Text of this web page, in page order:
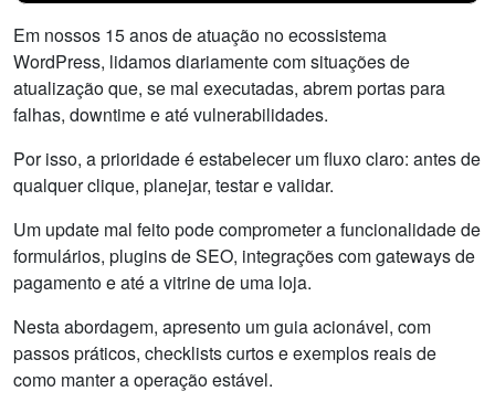
Em nossos 15 anos de atuação no ecossistema
WordPress, lidamos diariamente com situações de
atualização que, se mal executadas, abrem portas para
falhas, downtime e até vulnerabilidades.
Por isso, a prioridade é estabelecer um fluxo claro: antes de
qualquer clique, planejar, testar e validar.
Um update mal feito pode comprometer a funcionalidade de
formulários, plugins de SEO, integrações com gateways de
pagamento e até a vitrine de uma loja.
Nesta abordagem, apresento um guia acionável, com
passos práticos, checklists curtos e exemplos reais de
como manter a operação estável.